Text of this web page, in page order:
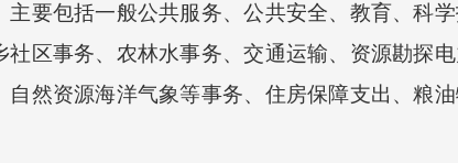
主要包括一般公共服务、公共安全、教育、科
社区事务、农林水事务、交通运输、资源勘探
自然资源海洋气象等事务、住房保障支出、粮